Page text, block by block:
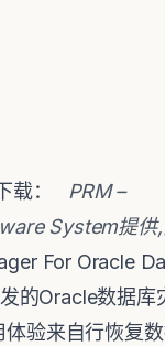
载： PRM –
System提供,
For Oracle
的Oracle数据库
验来自行恢复